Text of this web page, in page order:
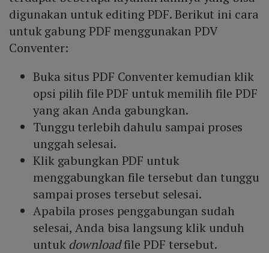
digunakan untuk editing PDF. Berikut ini cara
untuk gabung PDF menggunakan PDV
Conventer:
Buka situs PDF Conventer kemudian klik
opsi pilih file PDF untuk memilih file PDF
yang akan Anda gabungkan.
Tunggu terlebih dahulu sampai proses
unggah selesai.
Klik gabungkan PDF untuk
menggabungkan file tersebut dan tunggu
sampai proses tersebut selesai.
Apabila proses penggabungan sudah
selesai, Anda bisa langsung klik unduh
untukdownloadfile PDF tersebut.